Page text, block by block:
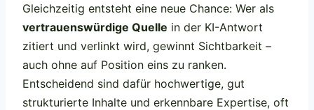
Gleichzeitig entsteht eine neue Chance: Wer als
vertrauenswürdige Quelle in der KI-Antwort
zitiert und verlinkt wird, gewinnt Sichtbarkeit –
auch ohne auf Position eins zu ranken.
Entscheidend sind dafür hochwertige, gut
strukturierte Inhalte und erkennbare Expertise, oft